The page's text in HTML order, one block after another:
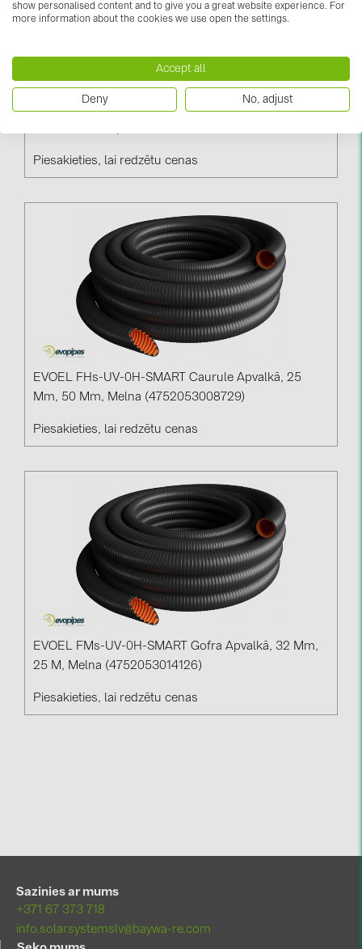
Solinteg (4)
Victron Energy B.V. (2)
EVOEL FL-0H-SMART Gofra, 25 Mm, 50 M, Gaiši
Piesakieties, lai redzētu cenas
EVOEL FHs-UV-0H-SMART Caurule Apvalkā, 25
Mm, 50 Mm, Melna (4752053008729)
Piesakieties, lai redzētu cenas
EVOEL FMs-UV-0H-SMART Gofra Apvalkā, 32 Mm,
25 M, Melna (4752053014126)
Piesakieties, lai redzētu cenas
Sazinies ar mums
+371 67 373 718
info.solarsystemslv@baywa-re.com
show personalised content and to give you a great website experience. For
more information about the cookies we use open the settings.
Accept all
Deny No, adjust